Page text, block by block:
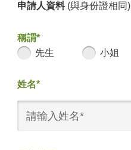
申請人資料 (與身份證相同)
稱謂*
先生
小姐
姓名*